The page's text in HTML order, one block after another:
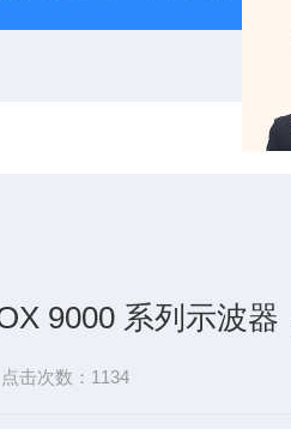
9000 系列示波器
点击次数：1134